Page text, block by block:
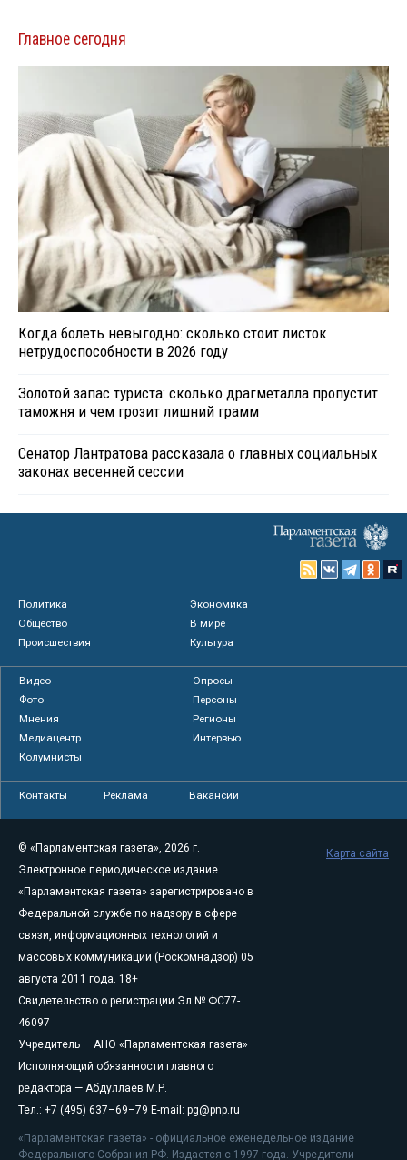
Главное сегодня
Когда болеть невыгодно: сколько стоит листок
нетрудоспособности в 2026 году
Золотой запас туриста: сколько драгметалла пропустит
таможня и чем грозит лишний грамм
Сенатор Лантратова рассказала о главных социальных
законах весенней сессии
Политика
Экономика
Общество
В мире
Происшествия
Культура
Видео
Опросы
Фото
Персоны
Мнения
Регионы
Медиацентр
Интервью
Колумнисты
Контакты Реклама Вакансии
© «Парламентская газета», 2026 г.
Электронное периодическое издание
«Парламентская газета» зарегистрировано в
Федеральной службе по надзору в сфере
связи, информационных технологий и
массовых коммуникаций (Роскомнадзор) 05
августа 2011 года. 18+
Свидетельство о регистрации Эл № ФС77-
46097
Учредитель — АНО «Парламентская газета»
Исполняющий обязанности главного
редактора — Абдуллаев М.Р.
Тел.: +7 (495) 637–69–79 E-mail: pg@pnp.ru
«Парламентская газета» - официальное еженедельное издание
Федерального Собрания РФ. Издается с 1997 года. Учредители
Карта сайта